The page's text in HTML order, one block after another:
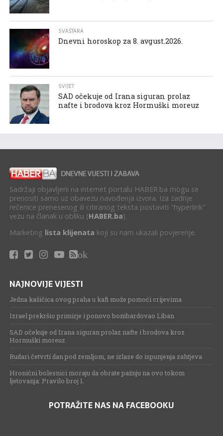
SVAŠTARA
Dnevni horoskop za 8. avgust.2026.
SVIJET
SAD očekuje od Irana siguran prolaz
nafte i brodova kroz Hormuški moreuz
Sadržaji objavljeni na internet portalu HABER.ba mogu se
prenositi samo uz obavezu navođenja izvora. Iza zadnje
rečenice prenesenog ili citiranog teksta postaviti "hyperlink"
vezu na članak u obliku (HABER.ba).
Marketing lista klijenata koji su nam ukazali povjerenje.
ok
NAJNOVIJE VIJESTI
Jedna kašičica ovog praha u kafi može pomoći crijevima
Izrael prekršio primirje i ponovo bombardovao Liban
SAD očekuje od Irana siguran prolaz nafte i brodova kroz
Hormuški moreuz
Rudari četvrti dan pod zemljom, ne izlaze do ispunjenja zahtjeva
Hronični bolesnici moraju da obrate pažnju na ovo tokom
ljetovanja: Pravilo broj 1.
POTRAŽITE NAS NA FACEBOOKU